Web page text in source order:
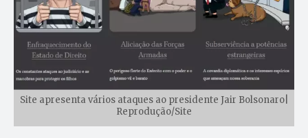
Site apresenta vários ataques ao presidente Jair Bolsonaro|
Reprodução/Site